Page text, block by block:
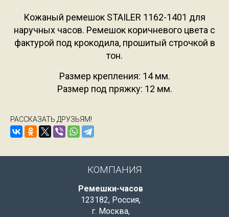
Кожаный ремешок STAILER 1162-1401 для
наручных часов. Ремешок коричневого цвета с
фактурой под крокодила, прошитый строчкой в
тон.
Размер крепления: 14 мм.
Размер под пряжку: 12 мм.
РАССКАЗАТЬ ДРУЗЬЯМ!
КОМПАНИЯ
Ремешки-часов
123182, Россия,
г. Москва,